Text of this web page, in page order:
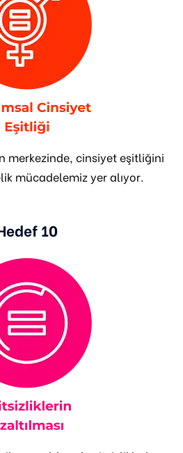
merkezinde, cinsiyet eşitliğini
mücadelemiz yer alıyor.
10